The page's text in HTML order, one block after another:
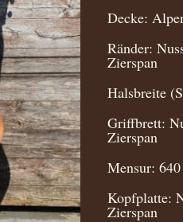
Decke:
Ränder:
Zierspan
Halsbreite
Griffbrett:
Zierspan
Mensur:
Kopfplatte:
Zierspan